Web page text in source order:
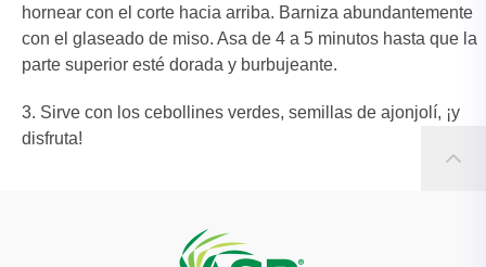
hornear con el corte hacia arriba. Barniza abundantemente
con el glaseado de miso. Asa de 4 a 5 minutos hasta que la
parte superior esté dorada y burbujeante.
Sirve con los cebollines verdes, semillas de ajonjolí, ¡y
disfruta!